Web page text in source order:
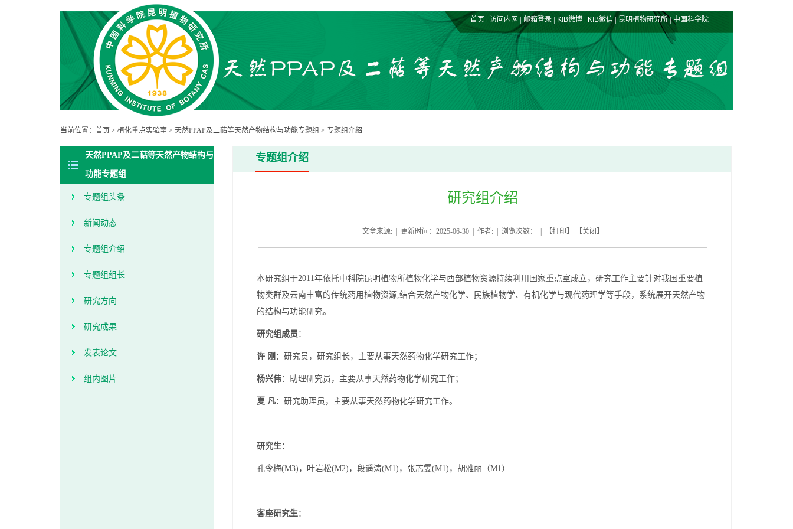
首页 | 访问内网 | 邮箱登录 | KIB微博 | KIB微信|昆明植物研究所|中国科学院
当前位置： 首页 > 植化重点实验室 > 天然PPAP及二萜等天然产物结构与功能专题组 > 专题组介绍
天然PPAP及二萜等天然产物结构与
功能专题组
专题组头条
新闻动态
专题组介绍
专题组组长
研究方向
研究成果
发表论文
组内图片
专题组介绍
研究组介绍
文章来源: | 更新时间：2025-06-30 | 作者: | 浏览次数： | 【打印】 【关闭 】
本研究组于2011年依托中科院昆明植物所植物化学与西部植物资源持续利用国家重点室成立，研究工作主要针对我国重要植
物类群及云南丰富的传统药用植物资源,结合天然产物化学、民族植物学、有机化学与现代药理学等手段，系统展开天然产物
的结构与功能研究。
研究组成员 ：
许 刚 ：研究员，研究组长，主要从事天然药物化学研究工作；
杨兴伟：助理研究员，主要从事天然药物化学研究工作；
夏 凡：研究助理员，主要从事天然药物化学研究工作。
研究生：
孔令梅(M3)，叶岩松(M2)，段遥涛(M1)，张芯雯(M1)，胡雅丽（M1）
客座研究生：